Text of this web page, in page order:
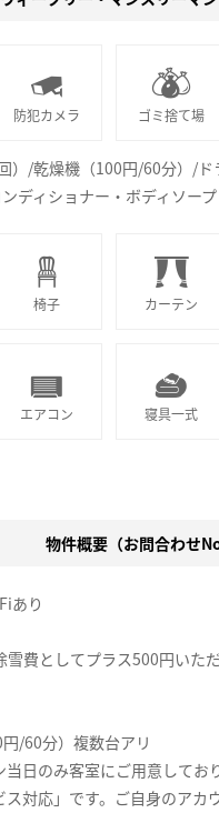
防犯カメラ ゴミ捨て場
）/乾燥機（100円/60分）/
ディショナー・ボディソー
椅子 カーテン
エアコン 寝具一式
物件概要（お問合わせ
あり
費としてプラス500円いただ
/60分）複数台アリ
日のみ客室にご用意しており
対応」です。ご自身のアカ